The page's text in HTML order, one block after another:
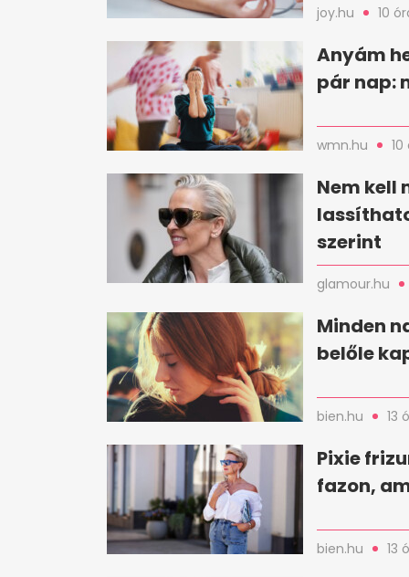
joy.hu 10
Anyám
pár nap:
wmn.hu
Nem kell
szerint
glamour.hu
Minden
belőle
bien.hu 13
Pixie
fazon,
bien.hu 13